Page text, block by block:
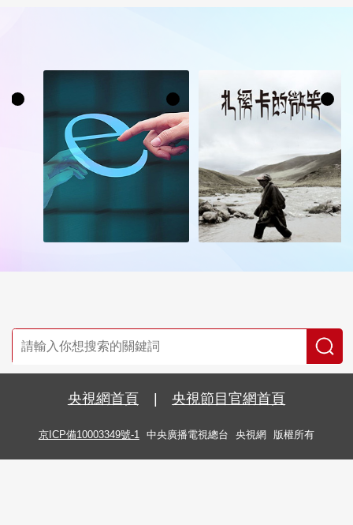
央視網首頁 | 央視節目官網首頁
京ICP備10003349號-1 中央廣播電視總台 央視網 版權所有